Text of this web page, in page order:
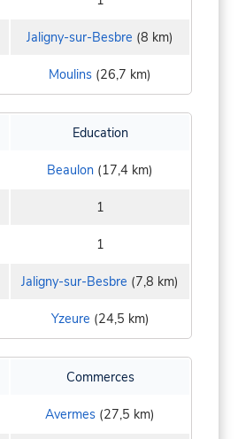
Jaligny-sur-Besbre (8 km)
Moulins (26,7 km)
Education
Beaulon (17,4 km)
1
1
Jaligny-sur-Besbre (7,8 km)
Yzeure (24,5 km)
Commerces
Avermes (27,5 km)